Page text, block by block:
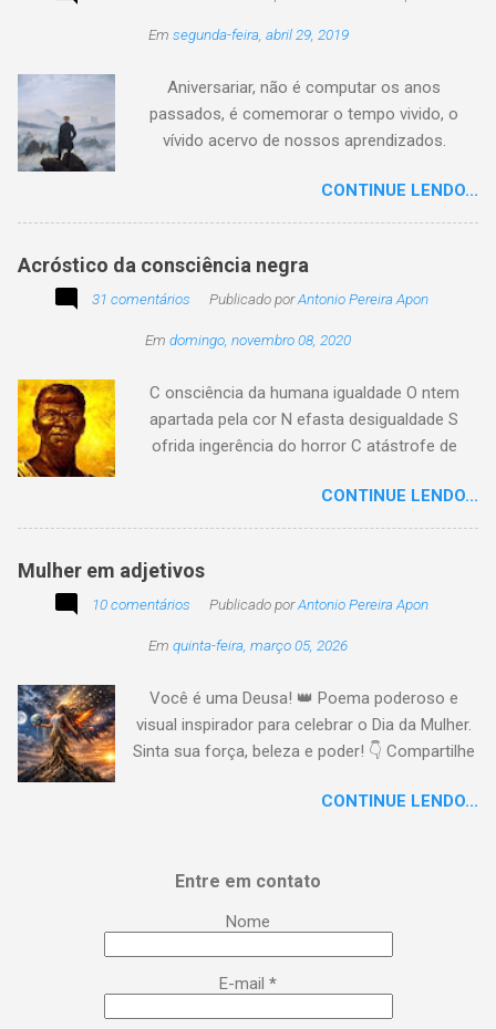
creditado a outros nomes, ajude-nos a
compartilhando o crédito correto.
Em segunda-feira, abril 29, 2019
Aniversariar, não é computar os anos
passados, é comemorar o tempo vivido, o
vívido acervo de nossos aprendizados.
existir. Há quem simplesmente assista o tempo
e a vida passarem. Mas, há também quem
apenas passe alheio a tudo, tem quem aprenda
com o passar... Eu tenho aprendido:
CONTINUE LENDO...
Acróstico da consciência negra
31 comentários Publicado porAntonio Pereira Apon
Em domingo, novembro 08, 2020
C onsciência da humana igualdade O ntem
apartada pela cor N efasta desigualdade S
ofrida ingerência do horror C atástrofe de
tempo o preito N egritude sempre linda C ultura
multicolor I rmanados na cidadania A gentes
CONTINUE LENDO...
Mulher em adjetivos
10 comentários Publicado porAntonio Pereira Apon
Em quinta-feira, março 05, 2026
Você é uma Deusa! 👑 Poema poderoso e
visual inspirador para celebrar o Dia da Mulher.
Sinta sua força, beleza e poder! 👇 Compartilhe
arrepios! 👇 Este poema/música é uma
capturar a essência da mulher em todas as
suas facetas: da força de uma guerreira à
delicadeza de uma musa, da inteligência
lembrete lírico de que você é uma Deusa:
poderosa, empoderada, transformadora e,
CONTINUE LENDO...
Entre em contato
Nome
E-mail *